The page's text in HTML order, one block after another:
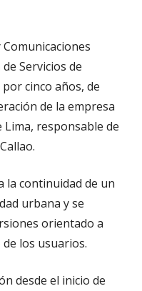
Servicios de
cinco años, de
de la empresa
responsable de
la continuidad de un
urbana y se
orientado a
los usuarios.
desde el inicio de